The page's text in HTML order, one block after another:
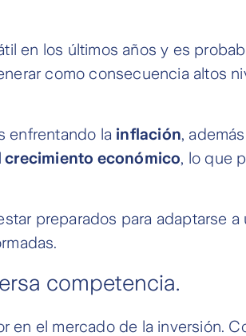
en los últimos años y es
como consecuencia altos
enfrentando la inflación,
crecimiento económico, lo que
preparados para adaptarse a
competencia.
en el mercado de la inversión.